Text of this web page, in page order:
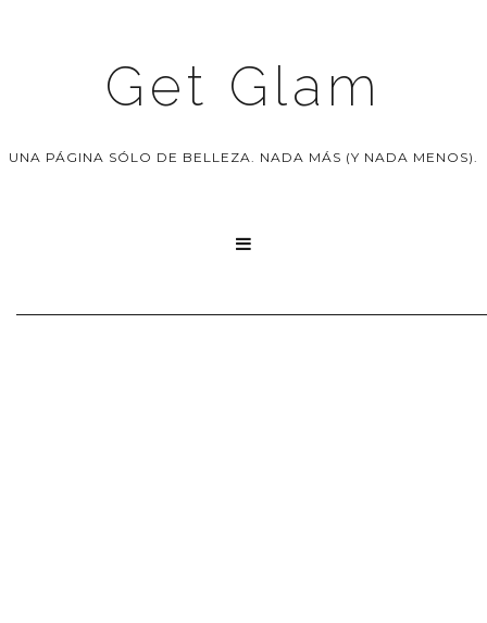
Get Glam
UNA PÁGINA SÓLO DE BELLEZA. NADA MÁS (Y NADA MENOS).
